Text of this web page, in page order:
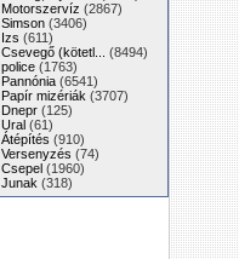
Motorszervíz (2867)
Simson (3406)
Izs (611)
Csevegő (kötetl...
(8494)
police (1763)
Pannónia (6541)
Papír mizériák (3707)
Dnepr (125)
Ural (61)
Átépítés (910)
Versenyzés (74)
Csepel (1960)
Junak (318)